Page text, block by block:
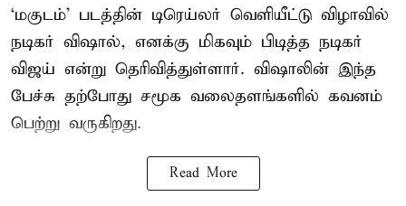
‘மகுடம்’ படத்தின் டிரெய்லர் வெளியீட்டு விழாவில்
நடிகர் விஷால், எனக்கு மிகவும் பிடித்த நடிகர்
விஜய் என்று தெரிவித்துள்ளார். விஷாலின் இந்த
பேச்சு தற்போது சமூக வலைதளங்களில் கவனம்
பெற்று வருகிறது.
Read More